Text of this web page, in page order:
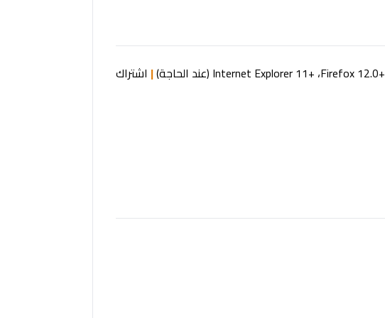
Internet Explorer 11+ ،Firefox 12.0+ (عند الحاجة)| اشتراك